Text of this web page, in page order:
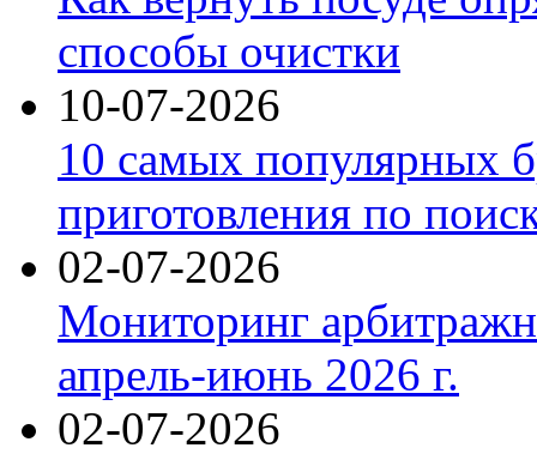
способы очистки
10-07-2026
10 самых популярных
приготовления по
02-07-2026
Мониторинг
апрель-июнь 2026 г.
02-07-2026